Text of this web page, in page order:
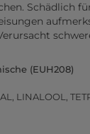
Schädlich
(EUH208)
LINALOOL,